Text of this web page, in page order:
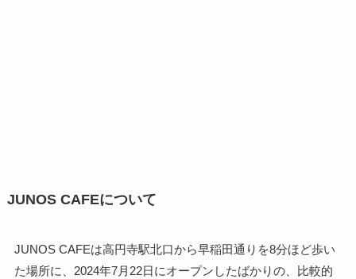
JUNOS CAFEについて
JUNOS CAFEは高円寺駅北口から早稲田通りを8分ほど歩い
た場所に、2024年7月22日にオープンしたばかりの、比較的